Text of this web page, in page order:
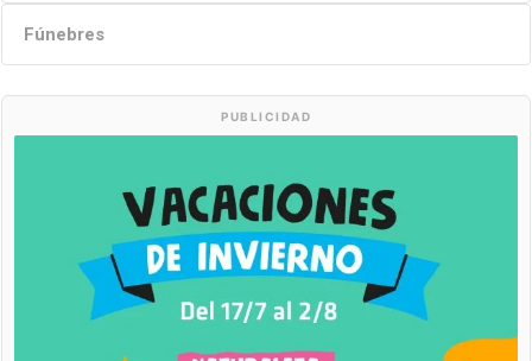
Fúnebres
PUBLICIDAD